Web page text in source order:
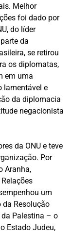
Melhor
foi dado por
do líder
da
se retirou
os diplomatas,
em uma
lamentável e
da diplomacia
negacionista
da ONU e teve
Por
Aranha,
um
da Resolução
Palestina – o
Estado Judeu,